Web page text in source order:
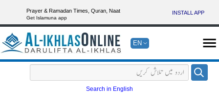
Prayer & Ramadan Times, Quran, Naat
Get Islamuna app
INSTALL APP
EN
Search in English